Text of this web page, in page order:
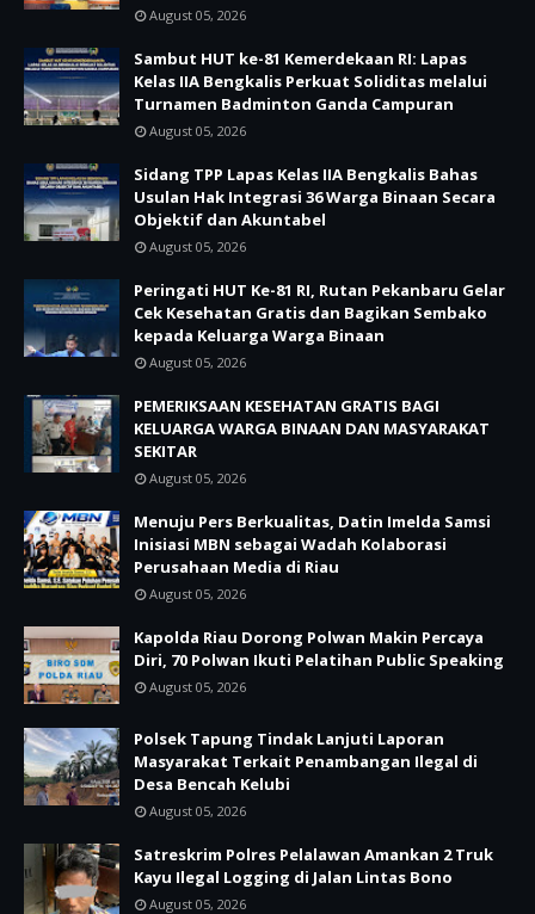
August 05, 2026
Sambut HUT ke-81 Kemerdekaan RI: Lapas
Kelas IIA Bengkalis Perkuat Soliditas melalui
Turnamen Badminton Ganda Campuran
August 05, 2026
Sidang TPP Lapas Kelas IIA Bengkalis Bahas
Usulan Hak Integrasi 36 Warga Binaan Secara
Objektif dan Akuntabel
August 05, 2026
Peringati HUT Ke-81 RI, Rutan Pekanbaru Gelar
Cek Kesehatan Gratis dan Bagikan Sembako
kepada Keluarga Warga Binaan
August 05, 2026
PEMERIKSAAN KESEHATAN GRATIS BAGI
KELUARGA WARGA BINAAN DAN MASYARAKAT
SEKITAR
August 05, 2026
Menuju Pers Berkualitas, Datin Imelda Samsi
Inisiasi MBN sebagai Wadah Kolaborasi
Perusahaan Media di Riau
August 05, 2026
Kapolda Riau Dorong Polwan Makin Percaya
Diri, 70 Polwan Ikuti Pelatihan Public Speaking
August 05, 2026
Polsek Tapung Tindak Lanjuti Laporan
Masyarakat Terkait Penambangan Ilegal di
Desa Bencah Kelubi
August 05, 2026
Satreskrim Polres Pelalawan Amankan 2 Truk
Kayu Ilegal Logging di Jalan Lintas Bono
August 05, 2026